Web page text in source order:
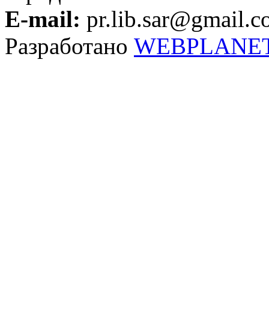
E-mail:
Разработано